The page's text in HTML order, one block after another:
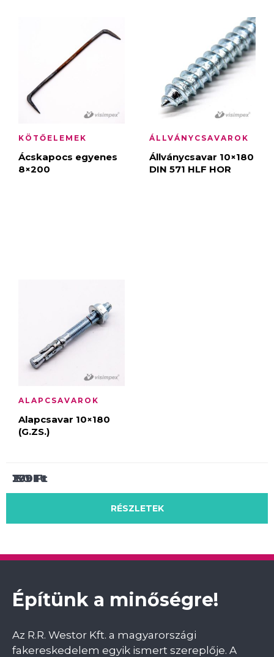
KÖTŐELEMEK
Ácskapocs egyenes
8×200
239Ft
RÉSZLETEK
ÁLLVÁNYCSAVAROK
Állványcsavar 10×180
DIN 571 HLF HOR
150Ft
RÉSZLETEK
ALAPCSAVAROK
Alapcsavar 10×180
(G.ZS.)
300Ft
RÉSZLETEK
Építünk a minőségre!
Az R.R. Westor Kft. a magyarországi
fakereskedelem egyik ismert szereplője. A